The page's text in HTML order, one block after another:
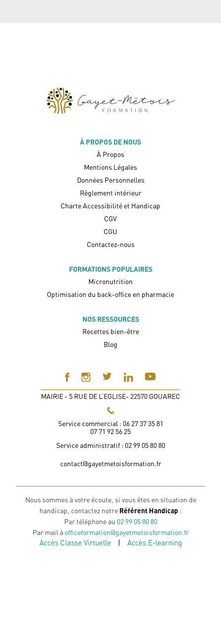
À PROPOS DE NOUS
À Propos
Mentions Légales
Données Personnelles
Règlement intérieur
Charte Accessibilité et Handicap
CGV
CGU
Contactez-nous
FORMATIONS POPULAIRES
Micronutrition
Optimisation du back-office en pharmacie
NOS RESSOURCES
Recettes bien-être
Blog
MAIRIE - 5 RUE DE L’EGLISE- 22570 GOUAREC
Service commercial : 06 27 37 35 81
07 71 92 56 25
Service administratif : 02 99 05 80 80
contact@gayetmetoisformation.fr
Nous sommes à votre écoute, si vous êtes en situation de
handicap, contactez notre Référent Handicap :
Par téléphone au 02 99 05 80 80
Par mail à officeformation@gayetmetoisformation.fr
Accès Classe Virtuelle | Accès E-learning